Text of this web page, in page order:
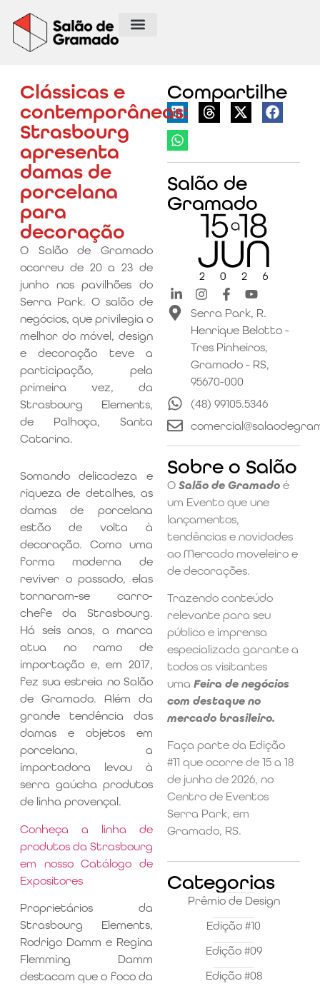
Compartilhe
Salão de
Gramado
Serra Park, R.
Henrique Belotto -
Tres Pinheiros,
Gramado - RS,
95670-000
(48) 99105.5346
Sobre o Salão
O Salão de Gramado é
um Evento que une
lançamentos,
tendências e novidades
ao Mercado moveleiro e
de decorações.
Trazendo conteúdo
relevante para seu
público e imprensa
especializada garante a
todos os visitantes
uma Feira de negócios
com destaque no
mercado brasileiro.
Faça parte da Edição
#11 que ocorre de 15 a 18
de junho de 2026, no
Centro de Eventos
Serra Park, em
Gramado, RS.
Categorias
Prêmio de Design
Edição #10
Edição #09
Edição #08
Clássicas e
contemporâneas:
Strasbourg
apresenta
damas de
porcelana
para
decoração
O Salão de Gramado
ocorreu de 20 a 23 de
junho nos pavilhões do
Serra Park. O salão de
negócios, que privilegia o
melhor do móvel, design
e decoração teve a
participação, pela
primeira vez, da
Strasbourg Elements,
de Palhoça, Santa
Catarina.
Somando delicadeza e
riqueza de detalhes, as
damas de porcelana
estão de volta à
decoração. Como uma
forma moderna de
reviver o passado, elas
tornaram-se carro-
chefe da Strasbourg.
Há seis anos, a marca
atua no ramo de
importação e, em 2017,
fez sua estreia no Salão
de Gramado. Além da
grande tendência das
damas e objetos em
porcelana, a
importadora levou à
serra gaúcha produtos
de linha provençal.
Conheça a linha de
produtos da Strasbourg
em nosso Catálogo de
Expositores
Proprietários da
Strasbourg Elements,
Rodrigo Damm e Regina
Flemming Damm
destacam que o foco da